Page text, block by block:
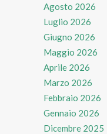
Agosto 2026
Luglio 2026
Giugno 2026
Maggio 2026
Aprile 2026
Marzo 2026
Febbraio 2026
Gennaio 2026
Dicembre 2025